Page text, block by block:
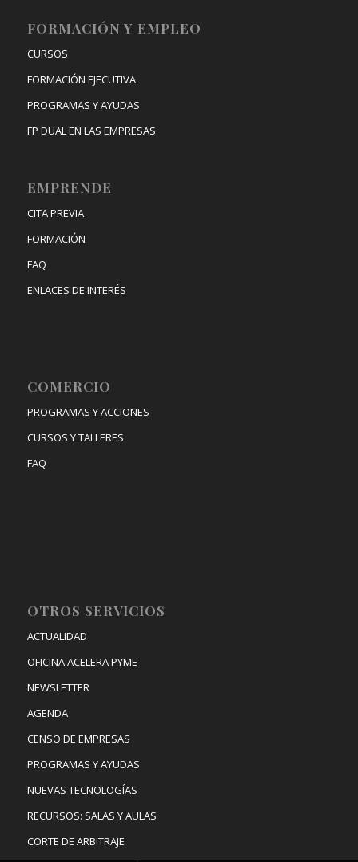
FORMACIÓN Y EMPLEO
CURSOS
FORMACIÓN EJECUTIVA
PROGRAMAS Y AYUDAS
FP DUAL EN LAS EMPRESAS
EMPRENDE
CITA PREVIA
FORMACIÓN
FAQ
ENLACES DE INTERÉS
COMERCIO
PROGRAMAS Y ACCIONES
CURSOS Y TALLERES
FAQ
OTROS SERVICIOS
ACTUALIDAD
OFICINA ACELERA PYME
NEWSLETTER
AGENDA
CENSO DE EMPRESAS
PROGRAMAS Y AYUDAS
NUEVAS TECNOLOGÍAS
RECURSOS: SALAS Y AULAS
CORTE DE ARBITRAJE